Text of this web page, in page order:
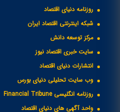
روزنامه دنیای اقتصاد
شبکه اینترنتی اقتصاد ایران
مرکز توسعه دانش
سایت خبری اقتصاد نیوز
انتشارات دنیای اقتصاد
وب سایت تحلیلی دنیای بورس
روزنامه انگلیسی Financial Tribune
واحد آگهی های دنیای اقتصاد